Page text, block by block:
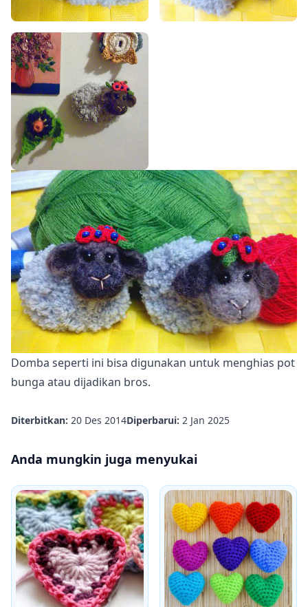
Domba seperti ini bisa digunakan untuk menghias pot
bunga atau dijadikan bros.
Diterbitkan: 20 Des 2014Diperbarui: 2 Jan 2025
Anda mungkin juga menyukai